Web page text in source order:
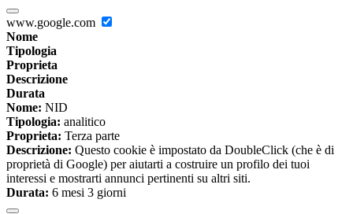
www.google.com
Nome
Tipologia
Proprieta
Descrizione
Durata
Nome: NID
Tipologia: analitico
Proprieta: Terza parte
Descrizione: Questo cookie è impostato da DoubleClick (che è di
proprietà di Google) per aiutarti a costruire un profilo dei tuoi
interessi e mostrarti annunci pertinenti su altri siti.
Durata: 6 mesi 3 giorni